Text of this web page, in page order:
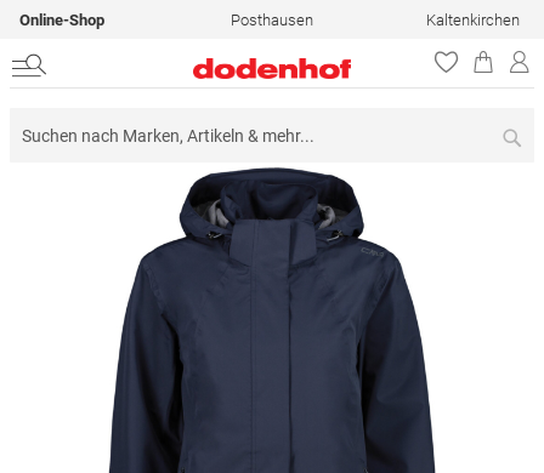
Online-Shop Posthausen Kaltenkirchen